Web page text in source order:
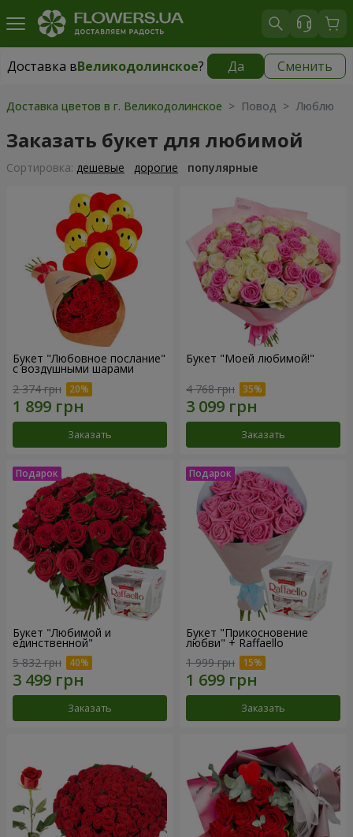
Доставка вВеликодолинское? Да Сменить
Доставка вВеликодолинское|бесплатно
Доставка цветов в г. Великодолинское > Повод > Люблю
Заказать букет для любимой
Cортировка: дешевые дорогие популярные
Букет "Любовное послание"
с воздушными шарами
2 374 грн
Заказать
Букет "Моей любимой!"
4 768 грн
Заказать
Букет "Любимой и
единственной"
5 832 грн
Заказать
Букет "Прикосновение
любви" + Raffaello
1 999 грн
Заказать